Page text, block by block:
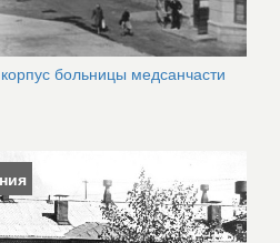
больницы медсанчасти